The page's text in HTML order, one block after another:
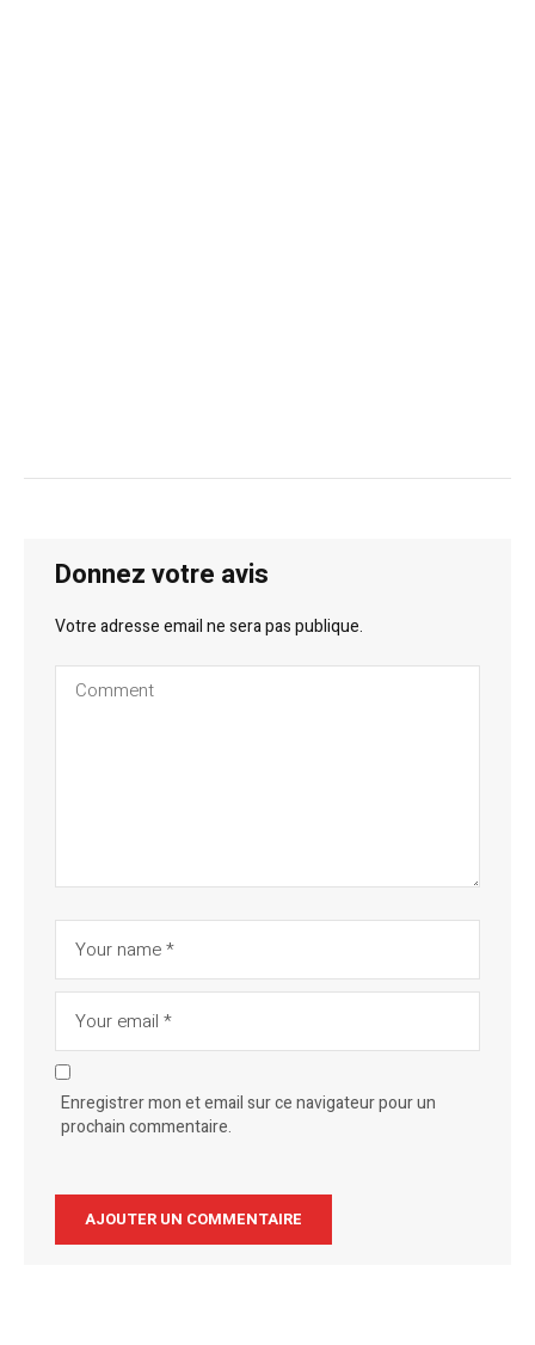
Donnez votre avis
Votre adresse email ne sera pas publique.
Enregistrer mon et email sur ce navigateur pour un
prochain commentaire.